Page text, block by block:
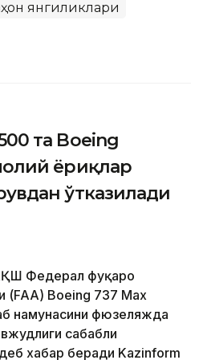
янгиликлари
та Boeing
ёриқлар
ўтказилади
Федерал фуқаро
(FAA) Boeing 737 Max
намунасини фюзеляжда
сабабли
хабар беради Kazinform